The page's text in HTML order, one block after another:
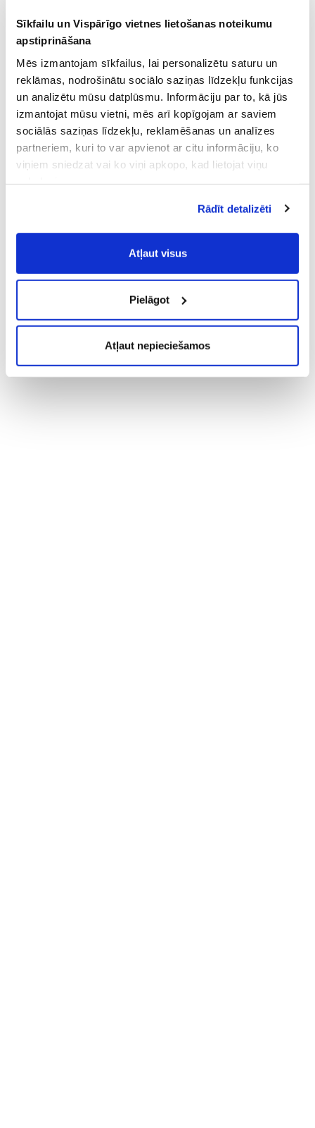
Sīkfailu un Vispārīgo vietnes lietošanas noteikumu
apstiprināšana
Mēs izmantojam sīkfailus, lai personalizētu saturu un
reklāmas, nodrošinātu sociālo saziņas līdzekļu funkcijas
un analizētu mūsu datplūsmu. Informāciju par to, kā jūs
izmantojat mūsu vietni, mēs arī kopīgojam ar saviem
sociālās saziņas līdzekļu, reklamēšanas un analīzes
partneriem, kuri to var apvienot ar citu informāciju, ko
viņiem sniedzat vai ko viņi apkopo, kad lietojat viņu
Vispārīgiem vietnes lietošanas
noteikumiem(saīsināti - VVLN).
Rādīt detalizēti
Atļaut visus
Pielāgot
Atļaut nepieciešamos